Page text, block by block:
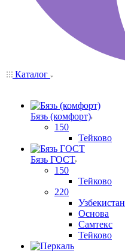
Каталог
Бязь (комфорт)
150
Тейково
Бязь ГОСТ
150
Тейково
220
Узбекистан
Основа
Самтекс
Тейково